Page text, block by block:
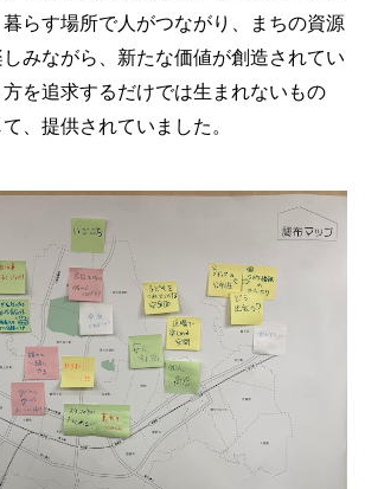
らす場所で人がつながり、まちの資源
みながら、新たな価値が創造されてい
方を追求するだけでは生まれないもの
、提供されていました。